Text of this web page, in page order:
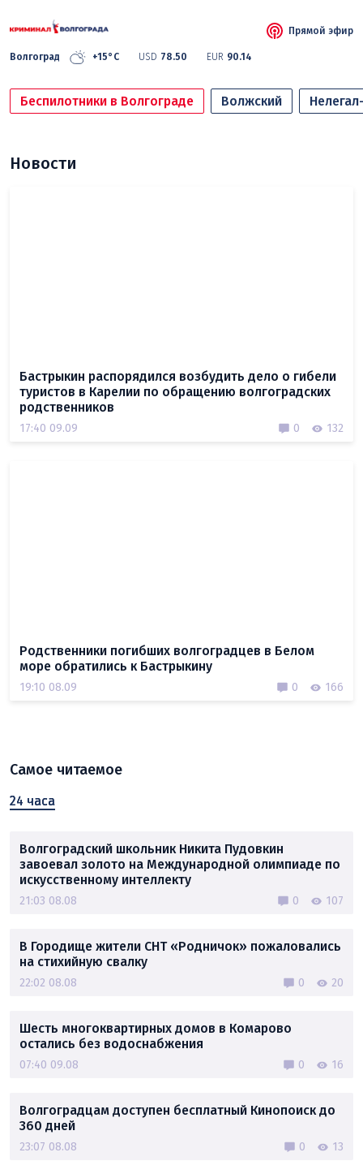
Волгоград +15°C USD 78.50 EUR 90.14
Прямой эфир
Беспилотники в Волгограде Волжский
Новости
Бастрыкин распорядился возбудить дело о гибели
туристов в Карелии по обращению волгоградских
родственников
17:40 09.09 0 132
Родственники погибших волгоградцев в Белом
море обратились к Бастрыкину
19:10 08.09 0 166
Самое читаемое
24 часа
Волгоградский школьник Никита Пудовкин
завоевал золото на Международной олимпиаде по
искусственному интеллекту
21:03 08.08 0 107
В Городище жители СНТ «Родничок» пожаловались
на стихийную свалку
22:02 08.08 0 20
Шесть многоквартирных домов в Комарово
остались без водоснабжения
07:40 09.08 0 16
Волгоградцам доступен бесплатный Кинопоиск до
360 дней
23:07 08.08 0 13